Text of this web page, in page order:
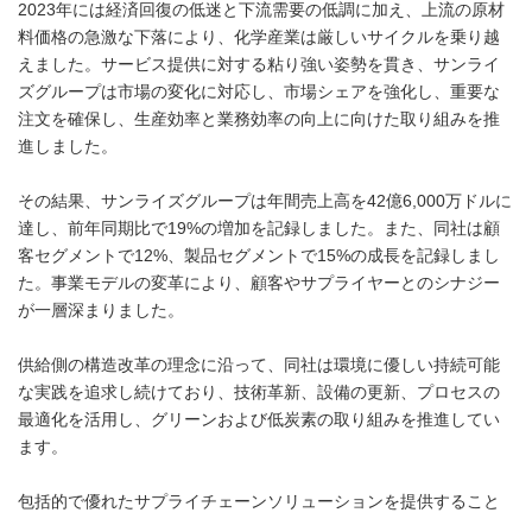
2023年には経済回復の低迷と下流需要の低調に加え、上流の原材
料価格の急激な下落により、化学産業は厳しいサイクルを乗り越
えました。サービス提供に対する粘り強い姿勢を貫き、サンライ
ズグループは市場の変化に対応し、市場シェアを強化し、重要な
注文を確保し、生産効率と業務効率の向上に向けた取り組みを推
進しました。
その結果、サンライズグループは年間売上高を42億6,000万ドルに
達し、前年同期比で19%の増加を記録しました。また、同社は顧
客セグメントで12%、製品セグメントで15%の成長を記録しまし
た。事業モデルの変革により、顧客やサプライヤーとのシナジー
が一層深まりました。
供給側の構造改革の理念に沿って、同社は環境に優しい持続可能
な実践を追求し続けており、技術革新、設備の更新、プロセスの
最適化を活用し、グリーンおよび低炭素の取り組みを推進してい
ます。
包括的で優れたサプライチェーンソリューションを提供すること